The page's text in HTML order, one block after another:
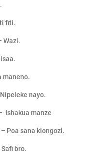
fiti.
Wazi.
maneno.
nayo.
Ishakua manze
Poa sana kiongozi.
bro.